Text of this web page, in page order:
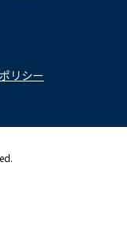
リシー